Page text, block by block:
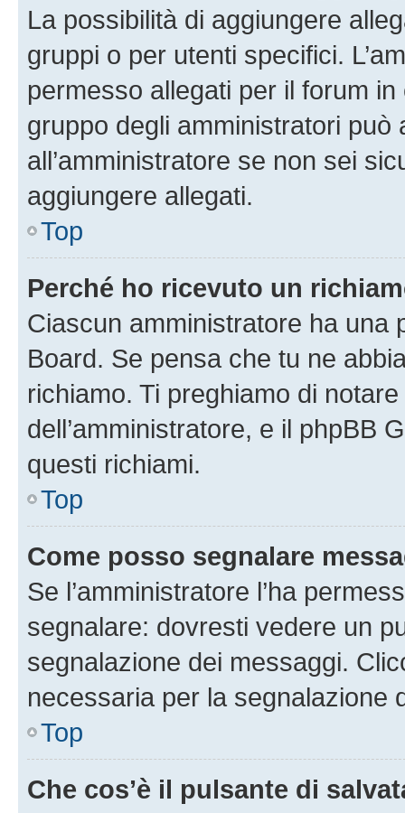
La possibilità di aggiungere
gruppi o per utenti specifici.
permesso allegati per il forum
gruppo degli amministratori può
all’amministratore se non sei
aggiungere allegati.
Top
Perché ho ricevuto un
Ciascun amministratore ha una
Board. Se pensa che tu ne
richiamo. Ti preghiamo di
dell’amministratore, e il phpBB
questi richiami.
Top
Come posso segnalare
Se l’amministratore l’ha
segnalare: dovresti vedere un
segnalazione dei messaggi.
necessaria per la segnalazione
Top
Che cos’è il pulsante di